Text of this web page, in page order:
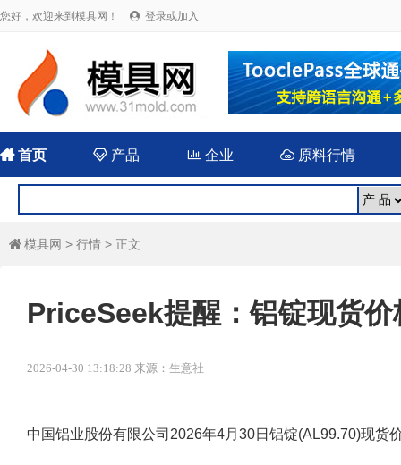
您好，欢迎来到模具网！  登录或加入
首页  产品 企业 原料行情
 模具网 > 行情 > 正文
PriceSeek提醒：铝锭现货价
2026-04-30 13:18:28 来源：生意社
中国铝业股份有限公司2026年4月30日铝锭(AL99.70)现货